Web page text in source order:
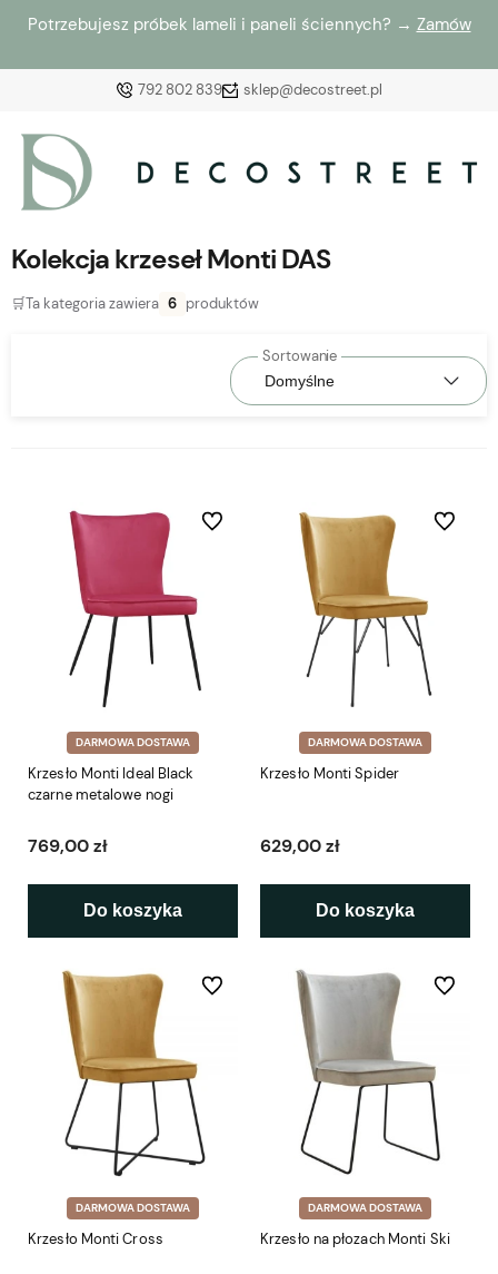
Potrzebujesz próbek lameli i paneli ściennych? → Zamów
792 802 839 sklep@decostreet.pl
Wybierz coś dla siebie z naszej aktualnej oferty lub
zaloguj się, aby przywrócić dodane produkty do listy
Kolekcja krzeseł Monti DAS
🛒Ta kategoria zawiera 6 produktów
DARMOWA DOSTAWA
Krzesło Monti Ideal Black
czarne metalowe nogi
769,00 zł
Do koszyka
Do ulubionych
DARMOWA DOSTAWA
Krzesło Monti Spider
629,00 zł
Do koszyka
Do
DARMOWA DOSTAWA
Krzesło Monti Cross
Do ulubionych
DARMOWA DOSTAWA
Krzesło na płozach Monti Ski
Do